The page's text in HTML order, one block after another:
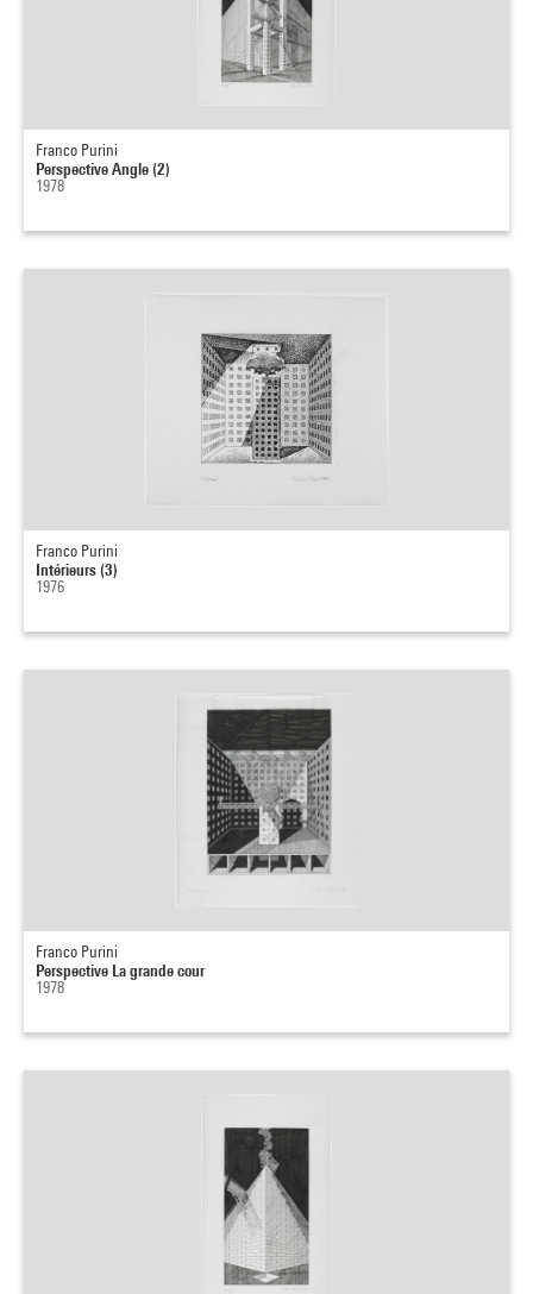
Franco Purini
Perspective Angle (2)
1978
Franco Purini
Intérieurs (3)
1976
Franco Purini
Perspective La grande cour
1978